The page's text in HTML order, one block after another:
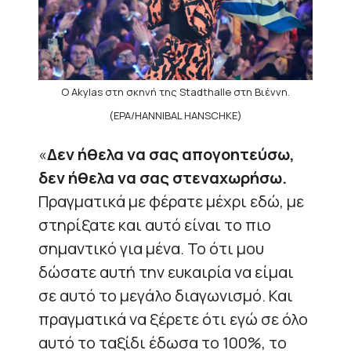
Ο Akylas στη σκηνή της Stadthalle στη Βιέννη.
(EPA/HANNIBAL HANSCHKE)
«Δεν ήθελα να σας απογοητεύσω,
δεν ήθελα να σας στεναχωρήσω.
Πραγματικά με φέρατε μέχρι εδώ, με
στηρίξατε και αυτό είναι το πιο
σημαντικό για μένα. Το ότι μου
δώσατε αυτή την ευκαιρία να είμαι
σε αυτό το μεγάλο διαγωνισμό. Και
πραγματικά να ξέρετε ότι εγώ σε όλο
αυτό το ταξίδι έδωσα το 100%, το